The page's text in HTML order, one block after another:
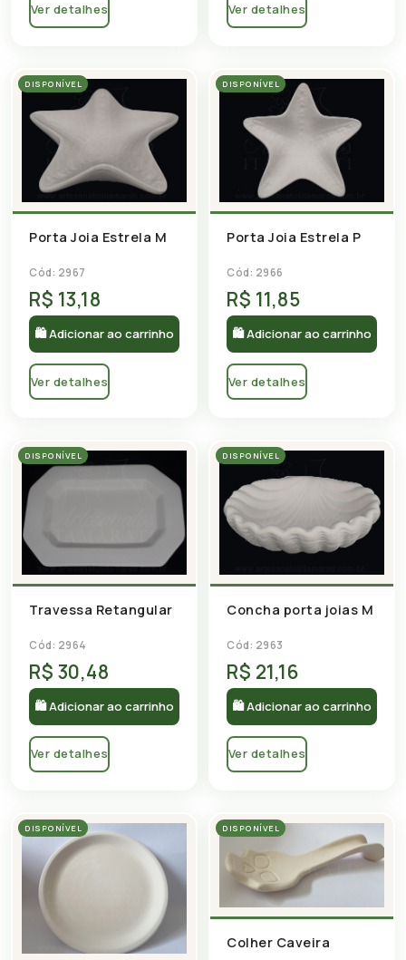
Ver detalhes Ver detalhes
DISPONÍVEL
Porta Joia Estrela M
Cód: 2967
R$ 13,18
🛍 Adicionar ao carrinho
Ver detalhes
DISPONÍVEL
Porta Joia Estrela P
Cód: 2966
R$ 11,85
🛍 Adicionar ao carrinho
Ver detalhes
DISPONÍVEL
Travessa Retangular
Cód: 2964
R$ 30,48
🛍 Adicionar ao carrinho
Ver detalhes
DISPONÍVEL
Concha porta joias M
Cód: 2963
R$ 21,16
🛍 Adicionar ao carrinho
Ver detalhes
DISPONÍVEL DISPONÍVEL
Colher Caveira